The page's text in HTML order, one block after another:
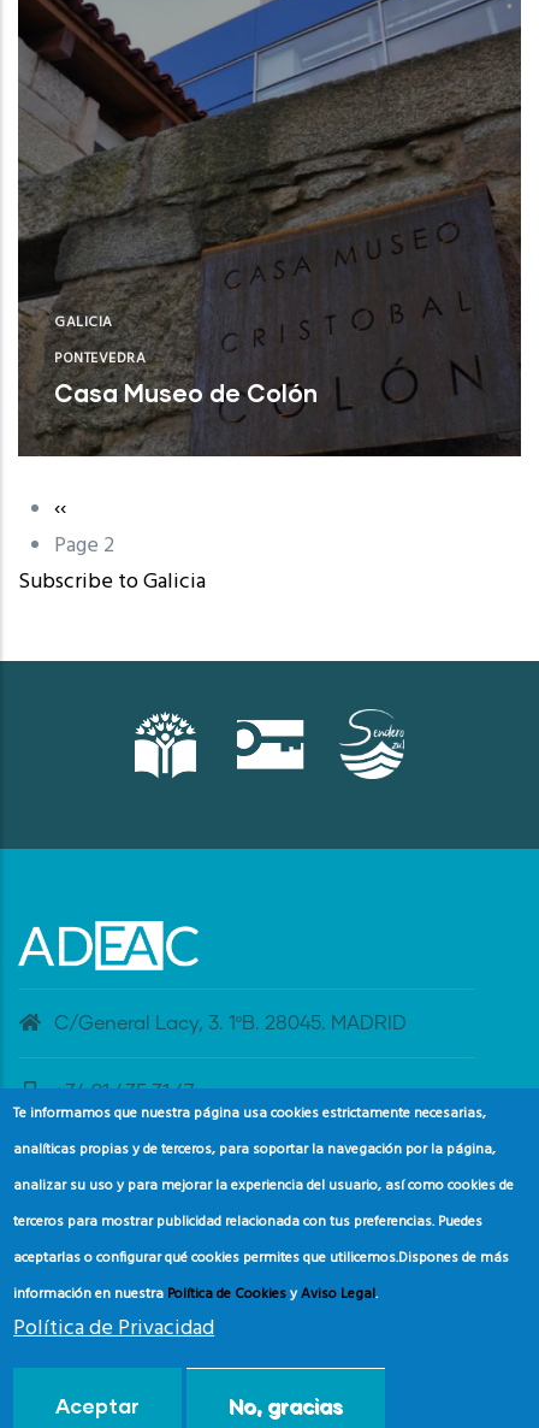
GALICIA
PONTEVEDRA
Casa Museo de Colón
Poio (Pontevedra)
Pagination
Previous
page
‹‹
Page 2
Subscribe to Galicia
C/General Lacy, 3. 1ºB. 28045. MADRID
+34 91 435 31 47
banderaazul@adeac.es
Consumidor (ADEAC).
2024.
Te informamos que nuestra página usa cookies estrictamente necesarias,
analíticas propias y de terceros, para soportar la navegación por la página,
analizar su uso y para mejorar la experiencia del usuario, así como cookies de
terceros para mostrar publicidad relacionada con tus preferencias. Puedes
aceptarlas o configurar qué cookies permites que utilicemos.Dispones de más
información en nuestra Política de CookiesyAviso Legal.
Política de Privacidad
Aceptar No, gracias